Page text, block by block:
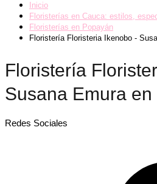
Inicio
Floristerías en Cauca: estilos,
Floristerías en Popayán
Floristería Floristeria Ikenobo -
Floristería
Susana Emura en
Redes Sociales